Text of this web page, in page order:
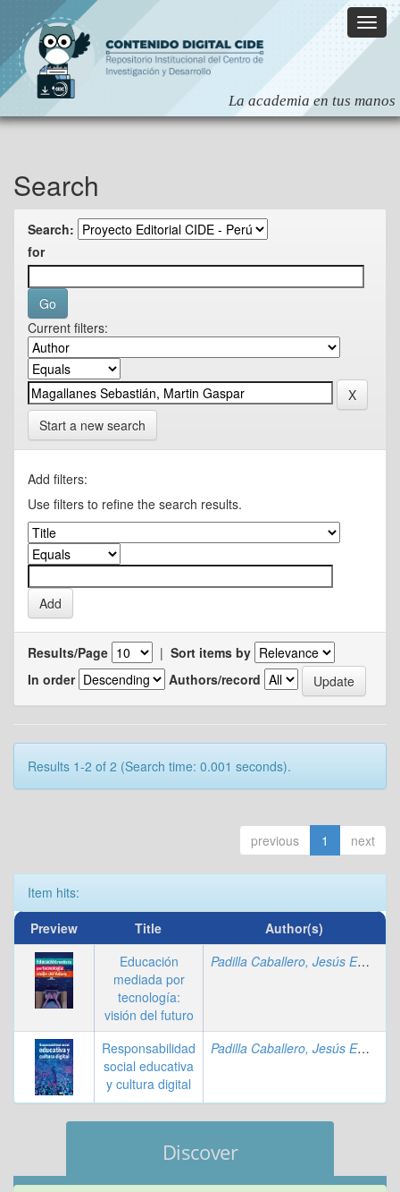
navigation
Search
Search:
for
Current filters:
Start a new search
Add filters:
Use filters to refine the search results.
Results/Page | Sort items by
In order
Authors/record
Results 1-2 of 2 (Search time: 0.001 seconds).
previous 1 next
Item hits:
Preview
Title
Author(s)
Educación
mediada por
tecnología:
visión del futuro
Padilla Caballero, Jesús Emilio Agustín
Responsabilidad
social educativa
y cultura digital
Padilla Caballero, Jesús Emilio Agustín
Discover